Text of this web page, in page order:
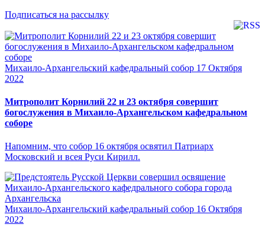
Подписаться на рассылку
Михаило-Архангельский кафедральный собор 17 Октября
2022
Митрополит Корнилий 22 и 23 октября совершит
богослужения в Михаило-Архангельском кафедральном
соборе
Напомним, что собор 16 октября освятил Патриарх
Московский и всея Руси Кирилл.
Михаило-Архангельский кафедральный собор 16 Октября
2022